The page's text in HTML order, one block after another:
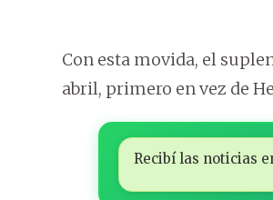
Con esta movida, el
abril, primero en vez de
Recibí las noticias